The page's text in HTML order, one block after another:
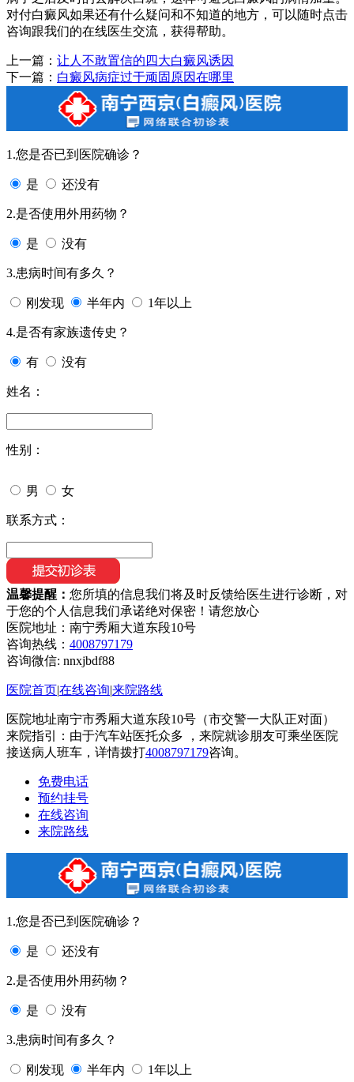
对付白癜风如果还有什么疑问和不知道的地方，可以随时点击
咨询跟我们的在线医生交流，获得帮助。
上一篇： 让人不敢置信的四大白癜风诱因
下一篇： 白癜风病症过于顽固原因在哪里
1.您是否已到医院确诊？
是 还没有
2.是否使用外用药物？
是 没有
3.患病时间有多久？
刚发现 半年内 1年以上
4.是否有家族遗传史？
有 没有
姓名：
性别：
男 女
联系方式：
温馨提醒： 您所填的信息我们将及时反馈给医生进行诊断，对
于您的个人信息我们承诺绝对保密！请您放心
医院地址：南宁秀厢大道东段10号
咨询热线： 4008797179
咨询微信: nnxjbdf88
医院首页|在线咨询|来院路线
医院地址南宁市秀厢大道东段10号（市交警一大队正对面）
来院指引：由于汽车站医托众多 ，来院就诊朋友可乘坐医院
接送病人班车，详情拨打4008797179咨询。
免费电话
预约挂号
在线咨询
来院路线
1.您是否已到医院确诊？
是 还没有
2.是否使用外用药物？
是 没有
3.患病时间有多久？
刚发现 半年内 1年以上